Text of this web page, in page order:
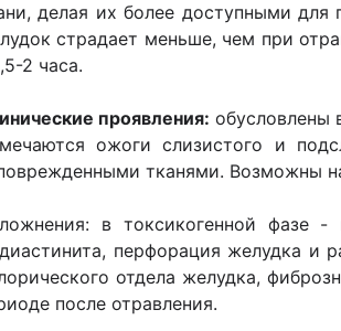
делая их более доступными
страдает меньше, чем при
2 часа.
проявления: обусловлены
ожоги слизистого и
тканями. Возможны
в токсикогенной фазе -
перфорация желудка и
отдела желудка,
после отравления.